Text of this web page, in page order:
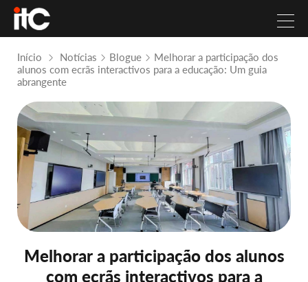
Início Notícias Blogue
Melhorar a participação dos
alunos com ecrãs interactivos para a educação: Um guia
abrangente
Melhorar a participação dos alunos
com ecrãs interactivos para a